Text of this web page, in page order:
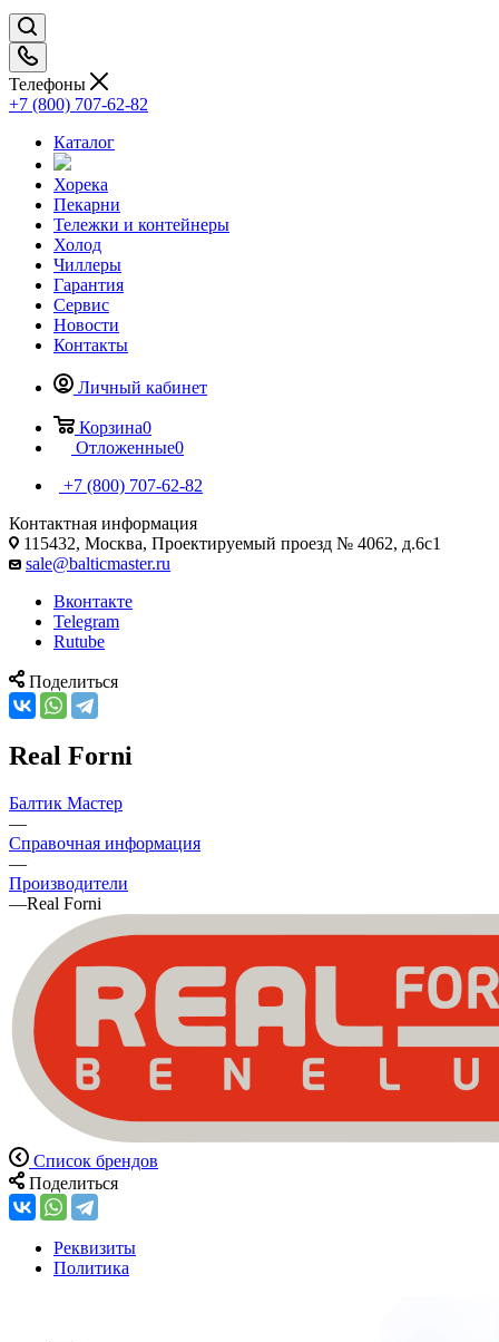
Телефоны
+7 (800) 707-62-82
Каталог
Хорека
Пекарни
Тележки и контейнеры
Холод
Чиллеры
Гарантия
Сервис
Новости
Контакты
Личный кабинет
Корзина0
Отложенные0
+7 (800) 707-62-82
Контактная информация
115432, Москва, Проектируемый проезд № 4062, д.6с1
sale@balticmaster.ru
Вконтакте
Telegram
Rutube
Поделиться
Real Forni
Балтик Мастер
—
Справочная информация
—
Производители
—Real Forni
Список брендов
Поделиться
Реквизиты
Политика